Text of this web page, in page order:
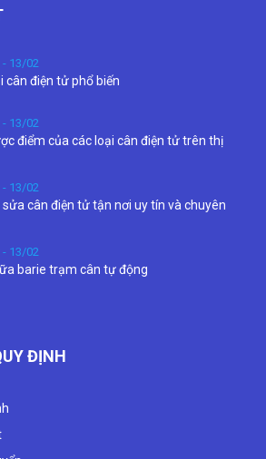
- 13/02
cân điện tử phổ biến
- 13/02
điểm của các loại cân điện tử trên thị
- 13/02
sửa cân điện tử tận nơi uy tín và chuyên
- 13/02
barie trạm cân tự động
ĐỊNH